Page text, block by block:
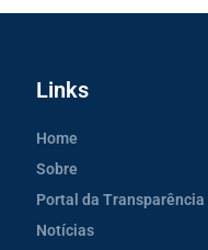
Links
Home
Sobre
Portal da Transparência
Notícias